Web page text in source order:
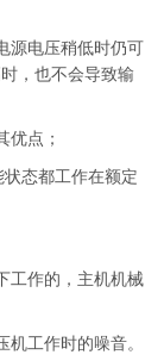
电压稍低时仍可
，也不会导致输
点；
态都工作在额定
作的，主机机械
工作时的噪音。